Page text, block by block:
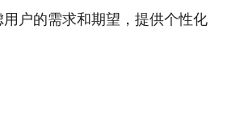
户的需求和期望，提供个性化